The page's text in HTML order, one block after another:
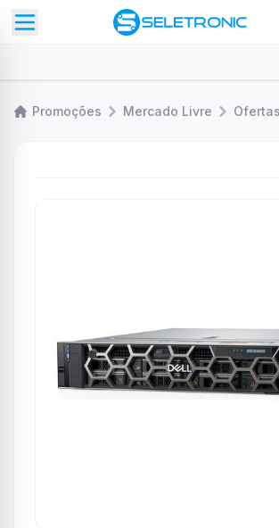
Promoções Mercado Livre Ofertas